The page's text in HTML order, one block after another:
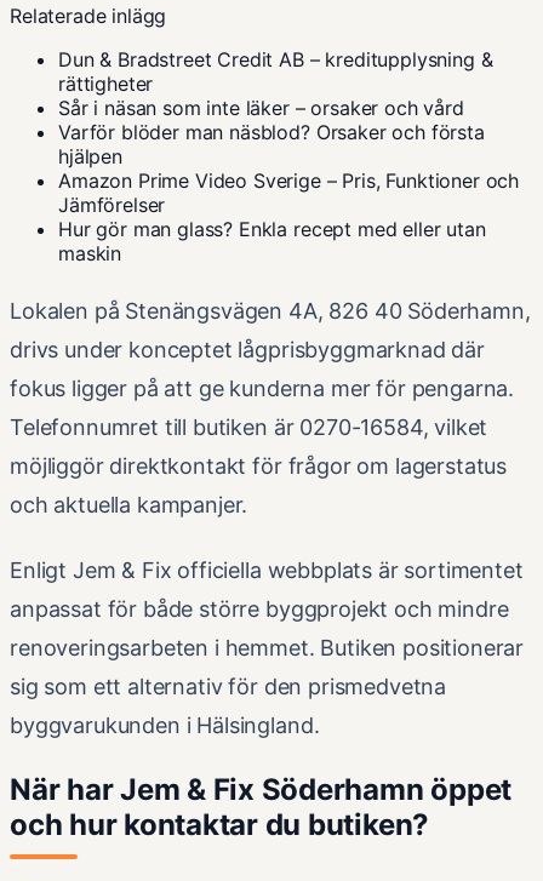
Relaterade inlägg
Dun & Bradstreet Credit AB – kreditupplysning &
rättigheter
Sår i näsan som inte läker – orsaker och vård
Varför blöder man näsblod? Orsaker och första
hjälpen
Amazon Prime Video Sverige – Pris, Funktioner och
Jämförelser
Hur gör man glass? Enkla recept med eller utan
maskin
Lokalen på Stenängsvägen 4A, 826 40 Söderhamn,
drivs under konceptet lågprisbyggmarknad där
fokus ligger på att ge kunderna mer för pengarna.
Telefonnumret till butiken är 0270-16584, vilket
möjliggör direktkontakt för frågor om lagerstatus
och aktuella kampanjer.
Enligt Jem & Fix officiella webbplats är sortimentet
anpassat för både större byggprojekt och mindre
renoveringsarbeten i hemmet. Butiken positionerar
sig som ett alternativ för den prismedvetna
byggvarukunden i Hälsingland.
När har Jem & Fix Söderhamn öppet
och hur kontaktar du butiken?